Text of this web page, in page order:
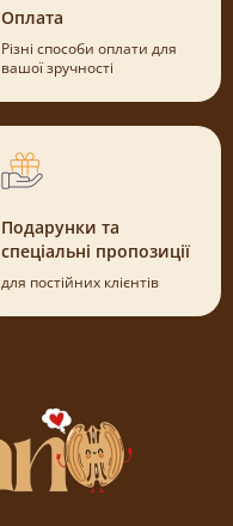
Оплата
Різні способи оплати для
вашої зручності
Подарунки та
спеціальні пропозиції
для постійних клієнтів